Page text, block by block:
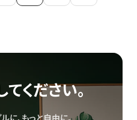
ください。
に、もっと自由に。